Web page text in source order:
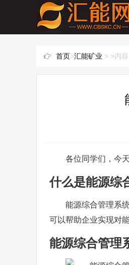
首页>汇能矿业 > >内容
各位同学们，今
什么是能源综
能源综合管理系
可以帮助企业实现对
能源综合管理